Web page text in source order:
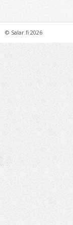
© Salar.fi 2026